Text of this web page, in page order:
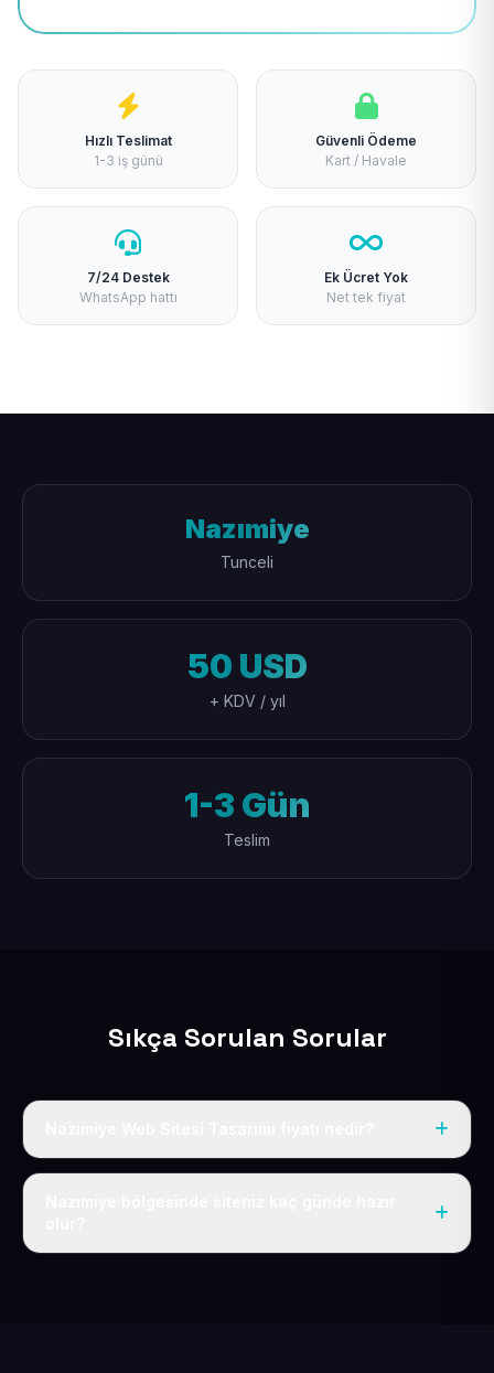
Hızlı Teslimat
1-3 iş günü
Güvenli Ödeme
Kart / Havale
7/24 Destek
WhatsApp hattı
Ek Ücret Yok
Net tek fiyat
Nazımiye
Tunceli
50 USD
+ KDV / yıl
1-3 Gün
Teslim
Sıkça Sorulan Sorular
Tek fiyat uygulanır: yıllık 50 USD + KDV. Bu bedele alan